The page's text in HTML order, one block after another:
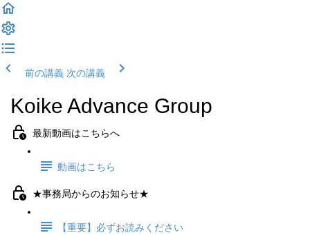
前の講義 次の講義
Koike Advance Group
最新動画はこちらへ
動画はこちら
★事務局からのお知らせ★
【重要】必ずお読みください